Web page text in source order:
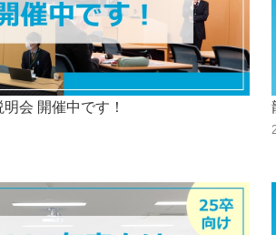
会 開催中です！